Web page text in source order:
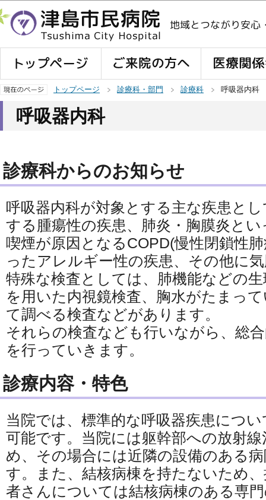
トップページ 診療科・部門 診療科 呼吸器内科
呼吸器内科
診療科からのお知らせ
呼吸器内科が対象とする主な疾患と
する腫瘍性の疾患、肺炎・胸膜炎と
喫煙が原因となるCOPD(慢性閉鎖性
ったアレルギー性の疾患、その他に
特殊な検査としては、肺機能などの
を用いた内視鏡検査、胸水がたまっ
て調べる検査などがあります。
それらの検査なども行いながら、総
を行っていきます。
診療内容・特色
当院では、標準的な呼吸器疾患につ
可能です。当院には躯幹部への放射
め、その場合には近隣の設備のある
す。また、結核病棟を持たないため
者さんについては結核病棟のある専